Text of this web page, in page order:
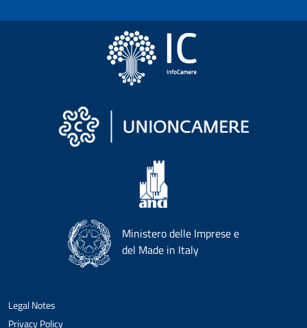
Ministero delle Imprese e
del Made in Italy
Legal Notes
Privacy Policy